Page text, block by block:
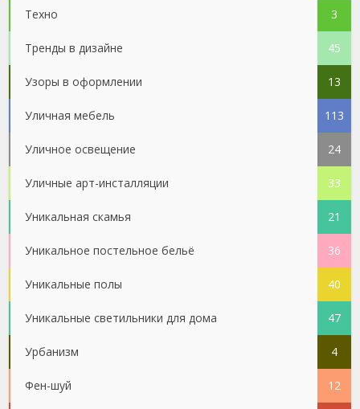
Техно 3
Тренды в дизайне 45
Узоры в оформлении 13
Уличная мебель 113
Уличное освещение 24
Уличные арт-инсталляции 33
Уникальная скамья 21
Уникальное постельное бельё 36
Уникальные полы 40
Уникальные светильники для дома 47
Урбанизм 4
Фен-шуй 12